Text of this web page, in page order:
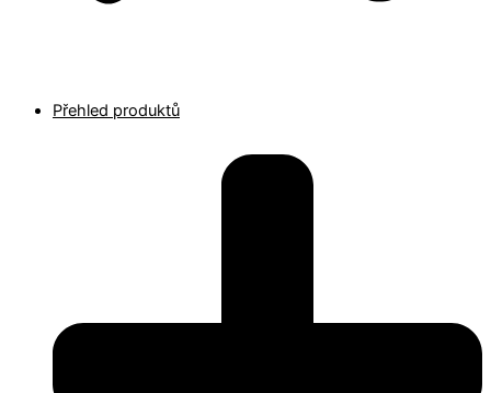
Přehled produktů